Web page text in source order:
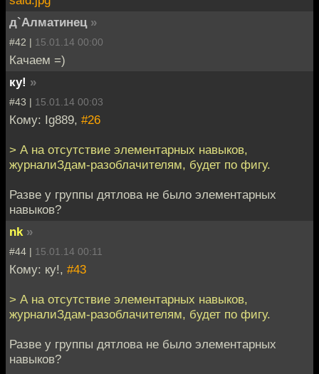
д`Алматинец »
#42 | 15.01.14 00:00
Качаем =)
ку! »
#43 | 15.01.14 00:03
Кому: Ig889, #26
> А на отсутствие элементарных навыков,
журналиЗдам-разоблачителям, будет по фигу.
Разве у группы дятлова не было элементарных
навыков?
nk »
#44 | 15.01.14 00:11
Кому: ку!, #43
> А на отсутствие элементарных навыков,
журналиЗдам-разоблачителям, будет по фигу.
Разве у группы дятлова не было элементарных
навыков?